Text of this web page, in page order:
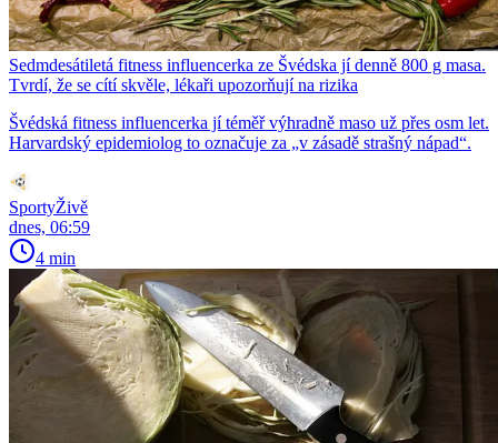
Sedmdesátiletá fitness influencerka ze Švédska jí denně 800 g masa.
Tvrdí, že se cítí skvěle, lékaři upozorňují na rizika
Švédská fitness influencerka jí téměř výhradně maso už přes osm let.
Harvardský epidemiolog to označuje za „v zásadě strašný nápad“.
SportyŽivě
dnes, 06:59
4 min